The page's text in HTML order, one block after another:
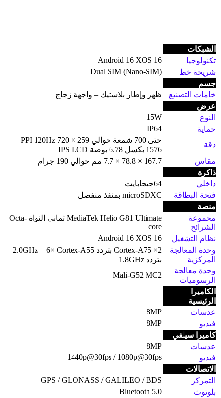
الشبكات
تكنولوجيا
Android 16 XOS 16
شريحة خط
Dual SIM (Nano-SIM)
جسم
خامات التصنيع
ظهر وإطار بلاستيك – واجهة زجاج
عرض
النوع
15W
حماية
IP64
دقة
حتى 700 شمعة حوالي 259 PPI 120Hz 720 ×
1576 بكسل 6.78 بوصة IPS LCD
مقاس
167.7 × 78.8 × 7.7 مم حوالي 190 جرام
ذاكرة
داخلي
64جيجابايت
فتحة البطاقة
microSDXC بمنفذ منفصل
منصة
مجموعة
الشرائح
MediaTek Helio G81 Ultimate ثماني النواة Octa-
core
نظام التشغيل
Android 16 XOS 16
وحدة المعالجة
المركزية
2× Cortex-A75 بتردد 2.0GHz + 6× Cortex-A55
بتردد 1.8GHz
وحدة معالجة
الرسوميات
Mali-G52 MC2
الكاميرا
الرئيسية
عدسات
8MP
فيديو
8MP
كاميرا سيلفي
عدسات
8MP
فيديو
1440p@30fps / 1080p@30fps
الاتصالات
التمركز
GPS / GLONASS / GALILEO / BDS
بلوتوث
Bluetooth 5.0